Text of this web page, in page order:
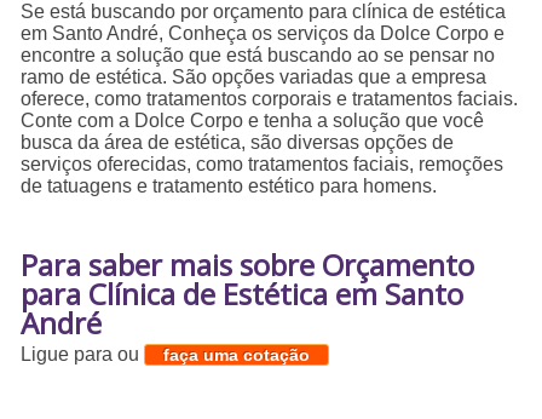
Se está buscando por orçamento para clínica de estética
em Santo André, Conheça os serviços da Dolce Corpo e
encontre a solução que está buscando ao se pensar no
ramo de estética. São opções variadas que a empresa
oferece, como tratamentos corporais e tratamentos faciais.
Conte com a Dolce Corpo e tenha a solução que você
busca da área de estética, são diversas opções de
serviços oferecidas, como tratamentos faciais, remoções
de tatuagens e tratamento estético para homens.
Para saber mais sobre Orçamento
para Clínica de Estética em Santo
André
Ligue paraou faça uma cotação